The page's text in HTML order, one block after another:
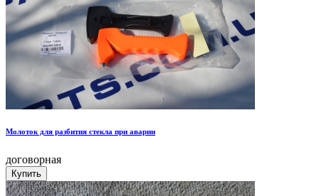
Молоток для разбития стекла при аварии
договорная